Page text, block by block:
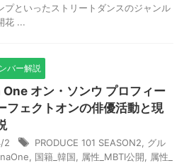
プといったストリートダンスのジャンル
花 ...
バー解説
オン・ソンウ プロフィー
フェクトオンの俳優活動と現
2 PRODUCE 101 SEASON2
グル
国籍_韓国 属性_MBTI公開
属性_